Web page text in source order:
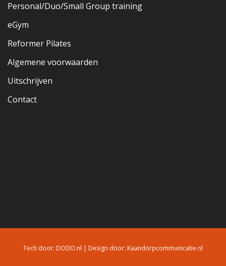
Personal/Duo/Small Group training
eGym
Reformer Pilates
Algemene voorwaarden
Uitschrijven
Contact
Tech door: DODO.nl | Design door: Kaandorpcommunicatie.nl